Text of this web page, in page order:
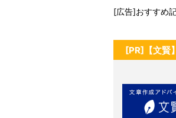
[広告]おすすめ
[PR]【文賢】